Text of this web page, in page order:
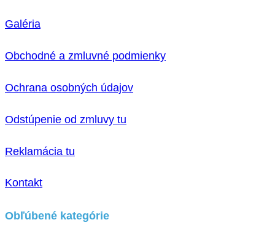
Galéria
Obchodné a zmluvné podmienky
Ochrana osobných údajov
Odstúpenie od zmluvy tu
Reklamácia tu
Kontakt
Obľúbené kategórie